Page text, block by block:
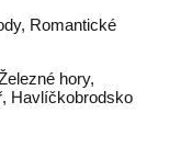
Romantické
hory,
, Havlíčkobrodsko